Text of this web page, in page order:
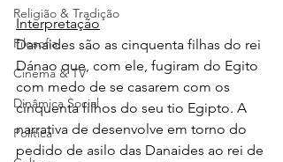
Religião & Tradição
Filosofia
Cinema & TV
Dinâmica Social
Política
Interpretação
Danaides são as cinquenta filhas do rei
Dánao que, com ele, fugiram do Egito
com medo de se casarem com os
cinquenta filhos do seu tio Egipto. A
narrativa de desenvolve em torno do
pedido de asilo das Danaides ao rei de